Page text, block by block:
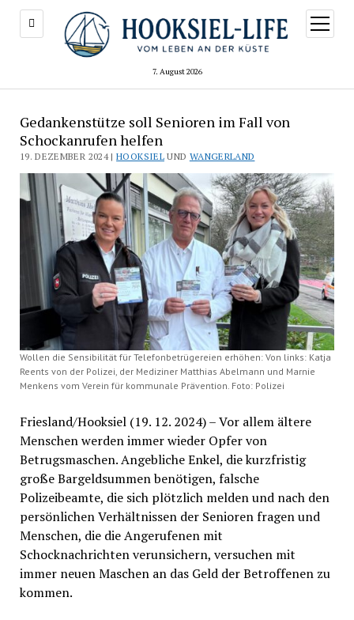
7. August 2026
Menü
öffnen
Gedankenstütze soll Senioren im Fall von
Schockanrufen helfen
19. DEZEMBER 2024 |HOOKSIELUND WANGERLAND
Wollen die Sensibilität für Telefonbetrügereien erhöhen: Von links: Katja
Reents von der Polizei, der Mediziner Matthias Abelmann und Marnie
Menkens vom Verein für kommunale Prävention. Foto: Polizei
Friesland/Hooksiel (19. 12. 2024) – Vor allem ältere
Menschen werden immer wieder Opfer von
Betrugsmaschen. Angebliche Enkel, die kurzfristig
große Bargeldsummen benötigen, falsche
Polizeibeamte, die sich plötzlich melden und nach den
persönlichen Verhältnissen der Senioren fragen und
Menschen, die die Angerufenen mit
Schocknachrichten verunsichern, versuchen mit
immer neuen Maschen an das Geld der Betroffenen zu
kommen.